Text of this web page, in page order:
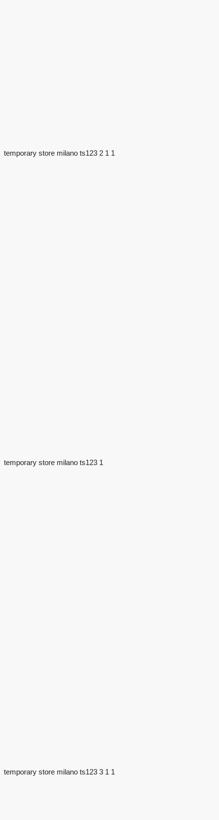
temporary store milano ts123 2 1 1
temporary store milano ts123 1
temporary store milano ts123 3 1 1